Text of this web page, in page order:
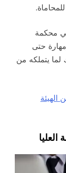
في محكمة
حتى
لما يتملكه من